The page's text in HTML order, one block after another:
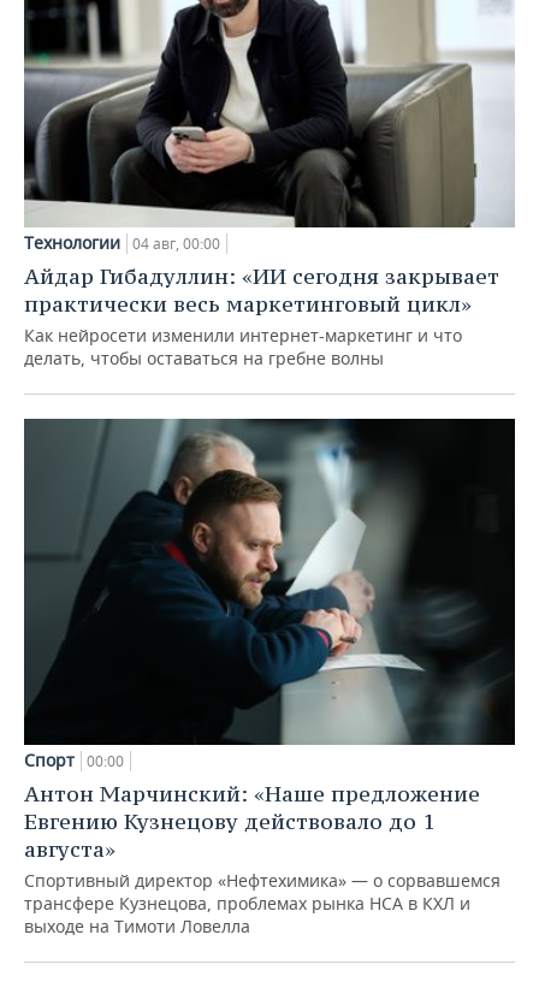
Технологии 04 авг, 00:00
Айдар Гибадуллин: «ИИ сегодня закрывает
практически весь маркетинговый цикл»
Как нейросети изменили интернет-маркетинг и что
делать, чтобы оставаться на гребне волны
Спорт 00:00
Антон Марчинский: «Наше предложение
Евгению Кузнецову действовало до 1
августа»
Спортивный директор «Нефтехимика» — о сорвавшемся
трансфере Кузнецова, проблемах рынка НСА в КХЛ и
выходе на Тимоти Ловелла